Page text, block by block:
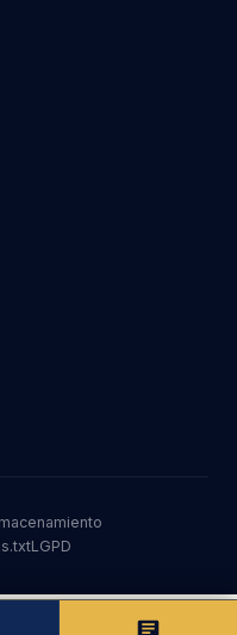
LGPD